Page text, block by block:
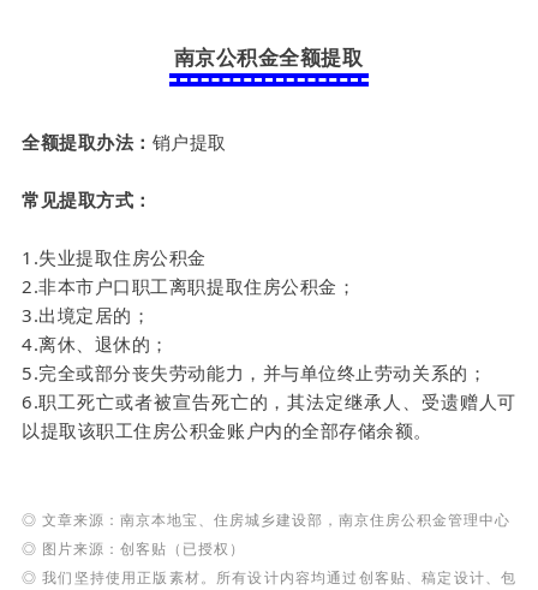
南京公积金全额提取
全额提取办法： 销户提取
常见提取方式：
1.失业提取住房公积金
2.非本市户口职工离职提取住房公积金；
3.出境定居的；
4.离休、退休的；
5.完全或部分丧失劳动能力，并与单位终止劳动关系的；
6.职工死亡或者被宣告死亡的，其法定继承人、受遗赠人可
以提取该职工住房公积金账户内的全部存储余额。
◎ 文章来源：南京本地宝、 住房城乡建设部， 南京住房公积金管理中心
◎ 图片来源：创客贴（已授权）
◎ 我们坚持使用正版素材。所有设计内容均通过创客贴、稿定设计、包